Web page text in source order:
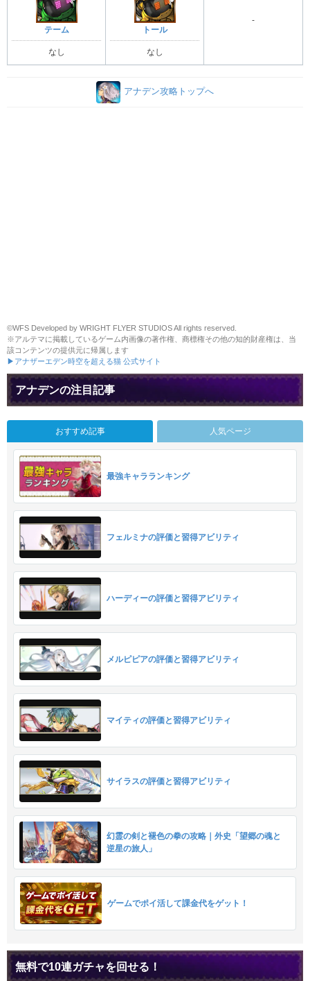
テーム
なし
トール
なし
-
アナデン攻略トップへ
©WFS Developed by WRIGHT FLYER STUDIOS All rights reserved.
※アルテマに掲載しているゲーム内画像の著作権、商標権その他の知的財産権は、当
該コンテンツの提供元に帰属します
▶アナザーエデン時空を超える猫 公式サイト
アナデンの注目記事
おすすめ記事 人気ページ
最強キャラランキング
フェルミナの評価と習得アビリティ
ハーディーの評価と習得アビリティ
メルピピアの評価と習得アビリティ
マイティの評価と習得アビリティ
サイラスの評価と習得アビリティ
幻霊の剣と褪色の拳の攻略｜外史「望郷の魂と
逆星の旅人」
ゲームでポイ活して課金代をゲット！
無料で10連ガチャを回せる！